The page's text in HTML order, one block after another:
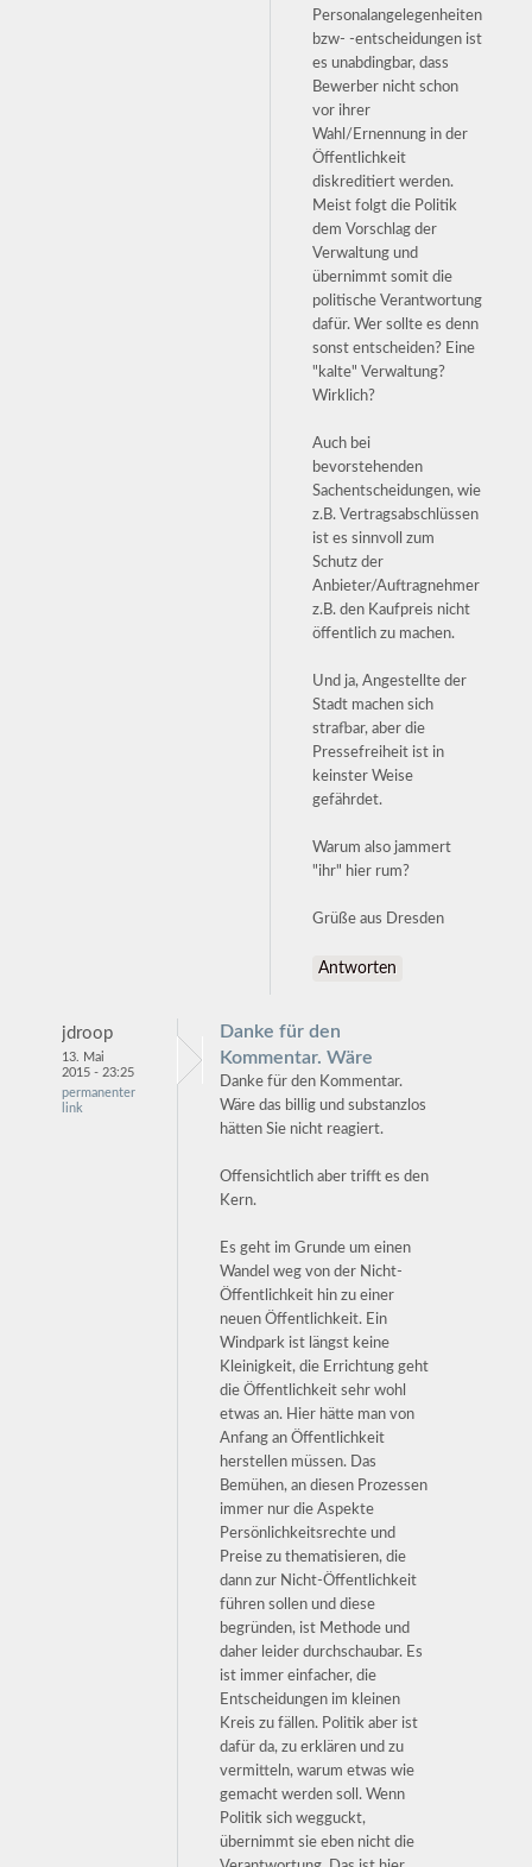
Personalangelegenheiten
bzw- -entscheidungen ist
es unabdingbar, dass
Bewerber nicht schon
vor ihrer
Wahl/Ernennung in der
Öffentlichkeit
diskreditiert werden.
Meist folgt die Politik
dem Vorschlag der
Verwaltung und
übernimmt somit die
politische Verantwortung
dafür. Wer sollte es denn
sonst entscheiden? Eine
"kalte" Verwaltung?
Wirklich?
Auch bei
bevorstehenden
Sachentscheidungen, wie
z.B. Vertragsabschlüssen
ist es sinnvoll zum
Schutz der
Anbieter/Auftragnehmer
z.B. den Kaufpreis nicht
öffentlich zu machen.
Und ja, Angestellte der
Stadt machen sich
strafbar, aber die
Pressefreiheit ist in
keinster Weise
gefährdet.
Warum also jammert
"ihr" hier rum?
Grüße aus Dresden
Antworten
jdroop
13. Mai
2015 - 23:25
permanenter
link
Danke für den
Kommentar. Wäre
Danke für den Kommentar.
Wäre das billig und substanzlos
hätten Sie nicht reagiert.
Offensichtlich aber trifft es den
Kern.
Es geht im Grunde um einen
Wandel weg von der Nicht-
Öffentlichkeit hin zu einer
neuen Öffentlichkeit. Ein
Windpark ist längst keine
Kleinigkeit, die Errichtung geht
die Öffentlichkeit sehr wohl
etwas an. Hier hätte man von
Anfang an Öffentlichkeit
herstellen müssen. Das
Bemühen, an diesen Prozessen
immer nur die Aspekte
Persönlichkeitsrechte und
Preise zu thematisieren, die
dann zur Nicht-Öffentlichkeit
führen sollen und diese
begründen, ist Methode und
daher leider durchschaubar. Es
ist immer einfacher, die
Entscheidungen im kleinen
Kreis zu fällen. Politik aber ist
dafür da, zu erklären und zu
vermitteln, warum etwas wie
gemacht werden soll. Wenn
Politik sich wegguckt,
übernimmt sie eben nicht die